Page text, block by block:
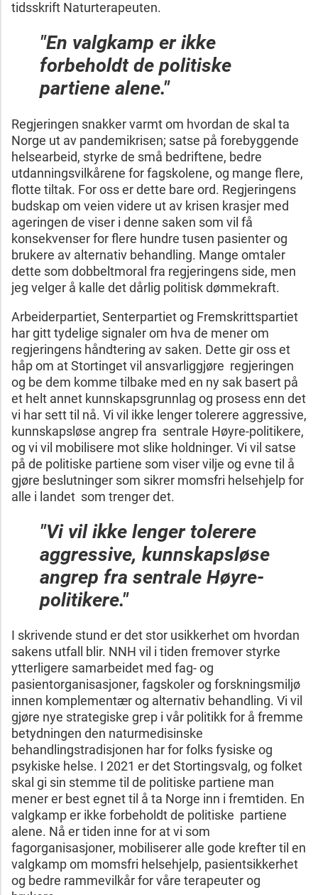
tidsskrift Naturterapeuten.
"En valgkamp er ikke
forbeholdt de politiske
partiene alene."
Regjeringen snakker varmt om hvordan de skal ta
Norge ut av pandemikrisen; satse på forebyggende
helsearbeid, styrke de små bedriftene, bedre
utdanningsvilkårene for fagskolene, og mange flere,
flotte tiltak. For oss er dette bare ord. Regjeringens
budskap om veien videre ut av krisen krasjer med
ageringen de viser i denne saken som vil få
konsekvenser for flere hundre tusen pasienter og
brukere av alternativ behandling. Mange omtaler
dette som dobbeltmoral fra regjeringens side, men
jeg velger å kalle det dårlig politisk dømmekraft.
Arbeiderpartiet, Senterpartiet og Fremskrittspartiet
har gitt tydelige signaler om hva de mener om
regjeringens håndtering av saken. Dette gir oss et
håp om at Stortinget vil ansvarliggjøre regjeringen
og be dem komme tilbake med en ny sak basert på
et helt annet kunnskapsgrunnlag og prosess enn det
vi har sett til nå. Vi vil ikke lenger tolerere aggressive,
kunnskapsløse angrep fra sentrale Høyre-politikere,
og vi vil mobilisere mot slike holdninger. Vi vil satse
på de politiske partiene som viser vilje og evne til å
gjøre beslutninger som sikrer momsfri helsehjelp for
alle i landet som trenger det.
"Vi vil ikke lenger tolerere
aggressive, kunnskapsløse
angrep fra sentrale Høyre-
politikere."
I skrivende stund er det stor usikkerhet om hvordan
sakens utfall blir. NNH vil i tiden fremover styrke
ytterligere samarbeidet med fag- og
pasientorganisasjoner, fagskoler og forskningsmiljø
innen komplementær og alternativ behandling. Vi vil
gjøre nye strategiske grep i vår politikk for å fremme
betydningen den naturmedisinske
behandlingstradisjonen har for folks fysiske og
psykiske helse. I 2021 er det Stortingsvalg, og folket
skal gi sin stemme til de politiske partiene man
mener er best egnet til å ta Norge inn i fremtiden. En
valgkamp er ikke forbeholdt de politiske partiene
alene. Nå er tiden inne for at vi som
fagorganisasjoner, mobiliserer alle gode krefter til en
valgkamp om momsfri helsehjelp, pasientsikkerhet
og bedre rammevilkår for våre terapeuter og